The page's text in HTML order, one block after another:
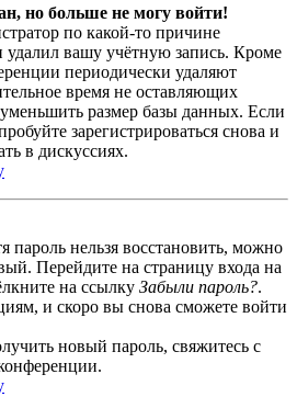
но больше не могу войти!
по какой-то причине
удалил вашу учётную запись. Кроме
периодически удаляют
время не оставляющих
размер базы данных. Если
зарегистрироваться снова и
в дискуссиях.
пароль нельзя восстановить, можно
Перейдите на страницу входа на
на ссылку Забыли пароль?.
и скоро вы снова сможете войти
новый пароль, свяжитесь с